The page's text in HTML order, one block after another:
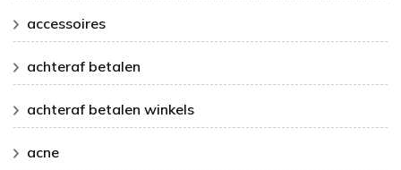
accessoires
achteraf betalen
achteraf betalen winkels
acne